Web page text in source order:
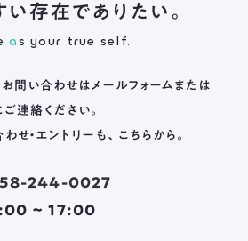
い存在でありたい。
as your true self.
問い合わせはメールフォームまたは
連絡ください。
せ・エントリーも、こちらから。
058-244-0027
9:00 ~ 17:00